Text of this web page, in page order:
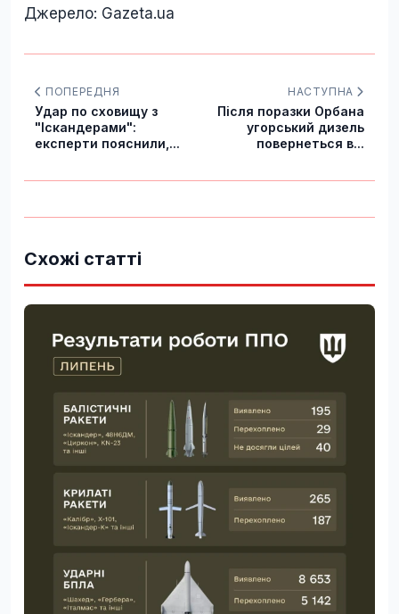
Джерело: Gazeta.ua
ПОПЕРЕДНЯ
Удар по сховищу з
"Іскандерами":
експерти пояснили,...
НАСТУПНА
Після поразки Орбана
угорський дизель
повернеться в...
Схожі статті